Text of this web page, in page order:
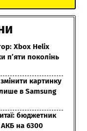
Xbox Helix
п’яти поколінь
картинку
в Samsung
бюджетник
АКБ на 6300